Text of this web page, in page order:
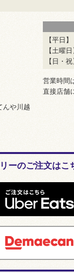
【平日】
【土曜日
【日・祝
んや川越
営業時間
直接店舗
ーのご注文はこ